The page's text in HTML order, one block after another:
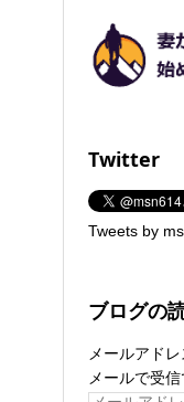
Twitter
Tweets by
ブログの
メールアド
メールで受信